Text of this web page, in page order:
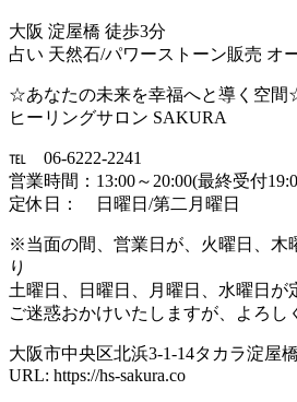
大阪 淀屋橋 徒歩3分
占い 天然石/パワーストーン販売 オ
☆あなたの未来を幸福へと導く空
ヒーリングサロン SAKURA
℡ 06-6222-2241
営業時間：13:00～20:00(最終受付
定休日： 日曜日/第二月曜日
※当面の間、営業日が、火曜日、木
り
土曜日、日曜日、月曜日、水曜日が
ご迷惑おかけいたしますが、よろし
大阪市中央区北浜3-1-14タカラ淀屋
URL: https://hs-sakura.co